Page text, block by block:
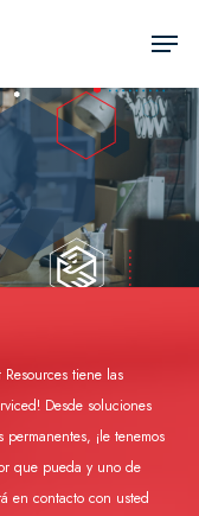
tiene las
Desde soluciones
¡le tenemos
que pueda y uno de
en contacto con usted
Menú